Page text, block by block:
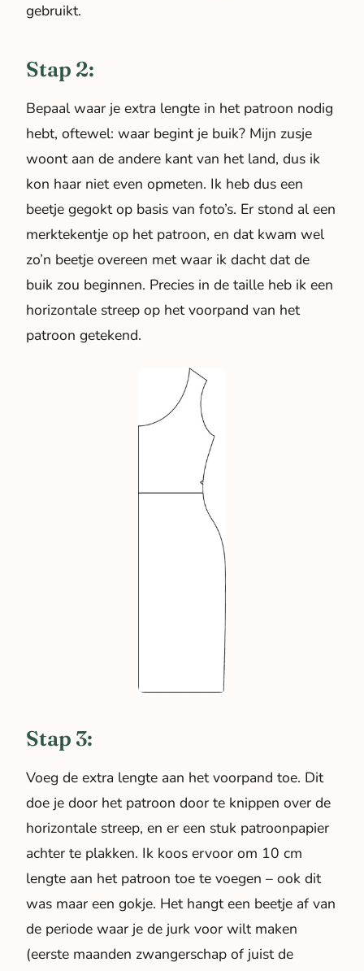
gebruikt.
Stap 2:
Bepaal waar je extra lengte in het patroon nodig
hebt, oftewel: waar begint je buik? Mijn zusje
woont aan de andere kant van het land, dus ik
kon haar niet even opmeten. Ik heb dus een
beetje gegokt op basis van foto’s. Er stond al een
merktekentje op het patroon, en dat kwam wel
zo’n beetje overeen met waar ik dacht dat de
buik zou beginnen. Precies in de taille heb ik een
horizontale streep op het voorpand van het
patroon getekend.
Stap 3:
Voeg de extra lengte aan het voorpand toe. Dit
doe je door het patroon door te knippen over de
horizontale streep, en er een stuk patroonpapier
achter te plakken. Ik koos ervoor om 10 cm
lengte aan het patroon toe te voegen – ook dit
was maar een gokje. Het hangt een beetje af van
de periode waar je de jurk voor wilt maken
(eerste maanden zwangerschap of juist de